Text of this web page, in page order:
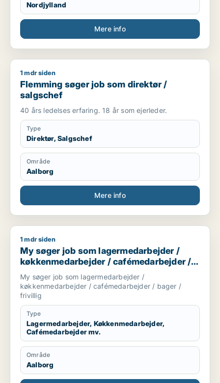
Nordjylland
Mere info
Flemming søger job som direktør / salgschef
1 mdr siden
Flemming søger job som direktør /
salgschef
40 års ledelses erfaring. 18 år som ejerleder.
Type
Direktør, Salgschef
Område
Aalborg
Mere info
My søger job som lagermedarbejder / køkkenmedarbejder
1 mdr siden
My søger job som lagermedarbejder /
køkkenmedarbejder / cafémedarbejder /
bager / frivillig
My søger job som lagermedarbejder /
køkkenmedarbejder / cafémedarbejder / bager /
frivillig
Type
Lagermedarbejder, Køkkenmedarbejder,
Cafémedarbejder mv.
Område
Aalborg